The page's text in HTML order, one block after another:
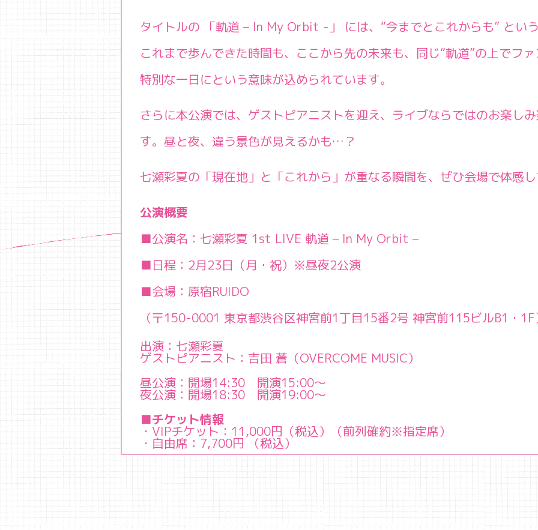
タイトルの 「軌道 – In My Orbit -」 には、“今までとこれからも” とい
これまで歩んできた時間も、ここから先の未来も、同じ“軌道”の上でフ
特別な一日にという意味が込められています。
さらに本公演では、ゲストピアニストを迎え、ライブならではのお楽し
す。昼と夜、違う景色が見えるかも…？
七瀬彩夏の「現在地」と「これから」が重なる瞬間を、ぜひ会場で体感
公演概要
■公演名：七瀬彩夏 1st LIVE 軌道 – In My Orbit –
■日程：2月23日（月・祝）※昼夜2公演
■会場：原宿RUIDO
（〒150-0001 東京都渋谷区神宮前1丁目15番2号 神宮前115ビルB1・1F
出演：七瀬彩夏
ゲストピアニスト：吉田 蒼（OVERCOME MUSIC）
昼公演：開場14:30　開演15:00～
夜公演：開場18:30　開演19:00～
■チケット情報
・VIPチケット：11,000円（税込）（前列確約※指定席）
・自由席：7,700円 （税込）
※VIPチケットは指定席となります。チケットに記載される整理番号が座